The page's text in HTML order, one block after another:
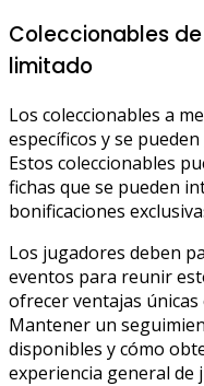
Coleccionables
limitado
Los coleccionables a
específicos y se
Estos coleccionables
fichas que se pueden
bonificaciones
Los jugadores deben
eventos para reunir
ofrecer ventajas
Mantener un
disponibles y cómo
experiencia general de